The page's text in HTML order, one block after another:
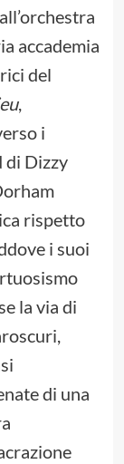
accademia
del
,
i
di Dizzy
rispetto
i suoi
la via di
di una